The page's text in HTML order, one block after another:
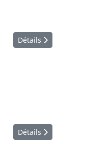
Détails
Détails